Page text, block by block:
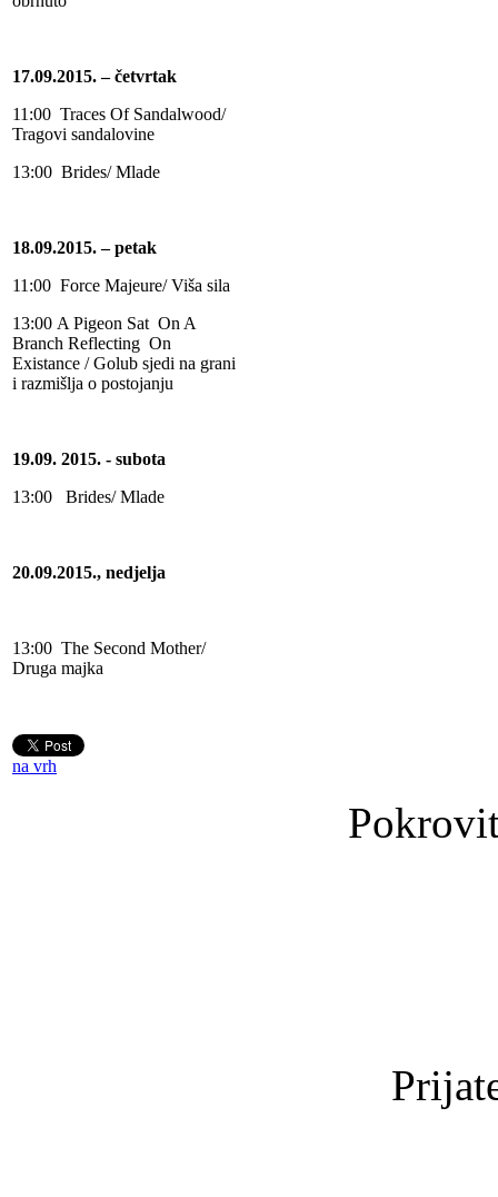
17.09.2015. – četvrtak
11:00 Traces Of Sandalwood/
Tragovi sandalovine
13:00 Brides/ Mlade
18.09.2015. – petak
11:00 Force Majeure/ Viša sila
13:00 A Pigeon Sat On A
Branch Reflecting On
Existance / Golub sjedi na grani
i razmišlja o postojanju
19.09. 2015. - subota
13:00 Brides/ Mlade
20.09.2015., nedjelja
13:00 The Second Mother/
Druga majka
na vrh